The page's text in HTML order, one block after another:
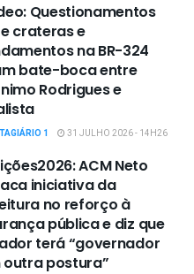
Questionamentos
crateras e
na BR-324
bate-boca entre
Rodrigues e
1 31 JULHO 2026 - 14H26
ACM Neto
iniciativa da
no reforço à
pública e diz que
terá “governador
outra postura”